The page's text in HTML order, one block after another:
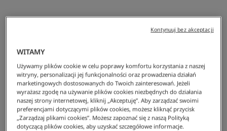
WITAMY
Używamy plików cookie w celu poprawy komfortu korzystania z naszej
witryny, personalizacji jej funkcjonalności oraz prowadzenia działań
marketingowych dostosowanych do Twoich zainteresowań. Jeżeli
wyrażasz zgodę na używanie plików cookies niezbędnych do działania
naszej strony internetowej, kliknij „Akceptuję”. Aby zarządzać swoimi
preferencjami dotyczącymi plików cookies, możesz kliknąć przycisk
„Zarządzaj plikami cookies”. Możesz zapoznać się z naszą Polityką
dotyczącą plików cookies, aby uzyskać szczegółowe informacje.
Kontynuuj bez akceptacji